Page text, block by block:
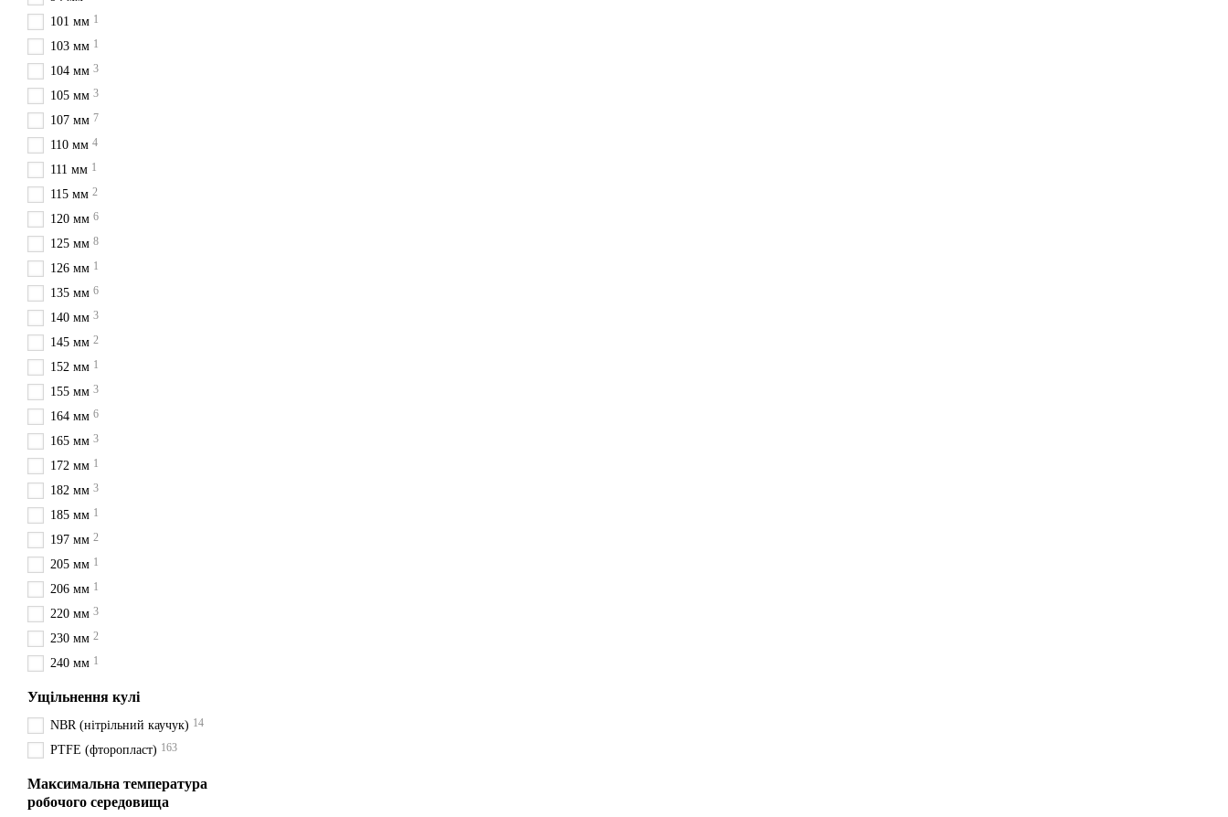
101 мм 1
103 мм 1
104 мм 3
105 мм 3
107 мм 7
110 мм 4
111 мм 1
115 мм 2
120 мм 6
125 мм 8
126 мм 1
135 мм 6
140 мм 3
145 мм 2
152 мм 1
155 мм 3
164 мм 6
165 мм 3
172 мм 1
182 мм 3
185 мм 1
197 мм 2
205 мм 1
206 мм 1
220 мм 3
230 мм 2
240 мм 1
Ущільнення кулі
NBR (нітрільний каучук) 14
PTFE (фторопласт) 163
Максимальна температура
робочого середовища